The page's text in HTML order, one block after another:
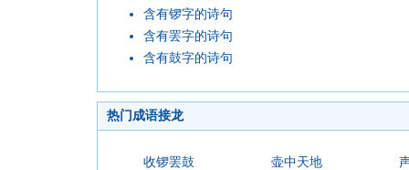
含有锣字的诗句
含有罢字的诗句
含有鼓字的诗句
热门成语接龙
收锣罢鼓 壶中天地